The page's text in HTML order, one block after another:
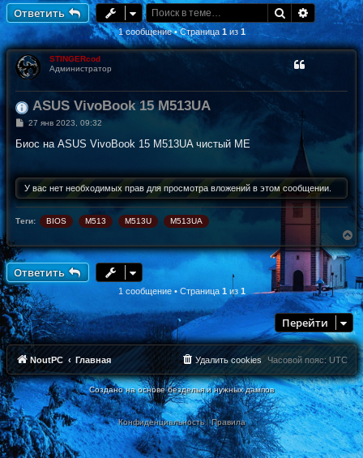
Ответить Поиск
1 сообщение • Страница 1из 1
STINGERcod
Администратор
ASUS VivoBook 15 M513UA
С
о
н
и
е
27 янв 2023, 09:32
Биос на ASUS VivoBook 15 M513UA чистый ME
У вас нет необходимых прав для просмотра вложений в этом сообщении.
Теги: BIOS M513 M513U M513UA
В
е
р
у
т
ь
с
я
к
н
а
ч
а
л
у
Ответить
1 сообщение • Страница 1из 1
Перейти
NoutPC Главная Часовой пояс: UTC
Удалить cookies
Создано на основе безделья и нужных дампов
Конфиденциальность|Правила